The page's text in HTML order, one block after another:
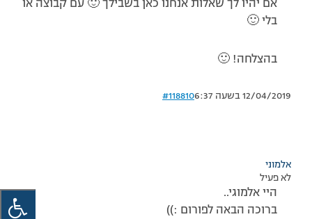
אם יהיו לך שאלות אנחנו כאן בשבילך 🙂 עם קבוצה או
בלי 🙂
בהצלחה! 🙂
12/04/2019 בשעה 6:37 #118810
אלמוני
לא פעיל
היי אלמוגי..
ברוכה הבאה לפורום :))